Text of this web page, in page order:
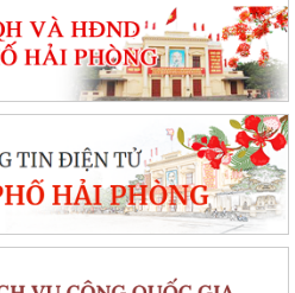
trung cấp, cao đẳng năm 2026 của
Hải Phòng tiếp xúc cử tri sau Kỳ họp
trình quốc gia về an toàn trong sử
mạnh kinh tế tư nhân tại đặc khu Cát